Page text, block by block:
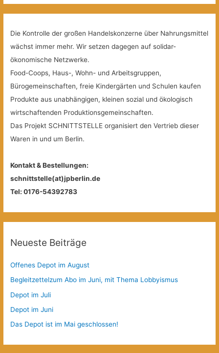
Die Kontrolle der großen Handelskonzerne über Nahrungsmittel
wächst immer mehr. Wir setzen dagegen auf solidar-
ökonomische Netzwerke.
Food-Coops, Haus-, Wohn- und Arbeitsgruppen,
Bürogemeinschaften, freie Kindergärten und Schulen kaufen
Produkte aus unabhängigen, kleinen sozial und ökologisch
wirtschaftenden Produktionsgemeinschaften.
Das Projekt SCHNITTSTELLE organisiert den Vertrieb dieser
Waren in und um Berlin.
Kontakt & Bestellungen:
schnittstelle(at)jpberlin.de
Tel: 0176-54392783
Neueste Beiträge
Offenes Depot im August
Begleitzettelzum Abo im Juni, mit Thema Lobbyismus
Depot im Juli
Depot im Juni
Das Depot ist im Mai geschlossen!